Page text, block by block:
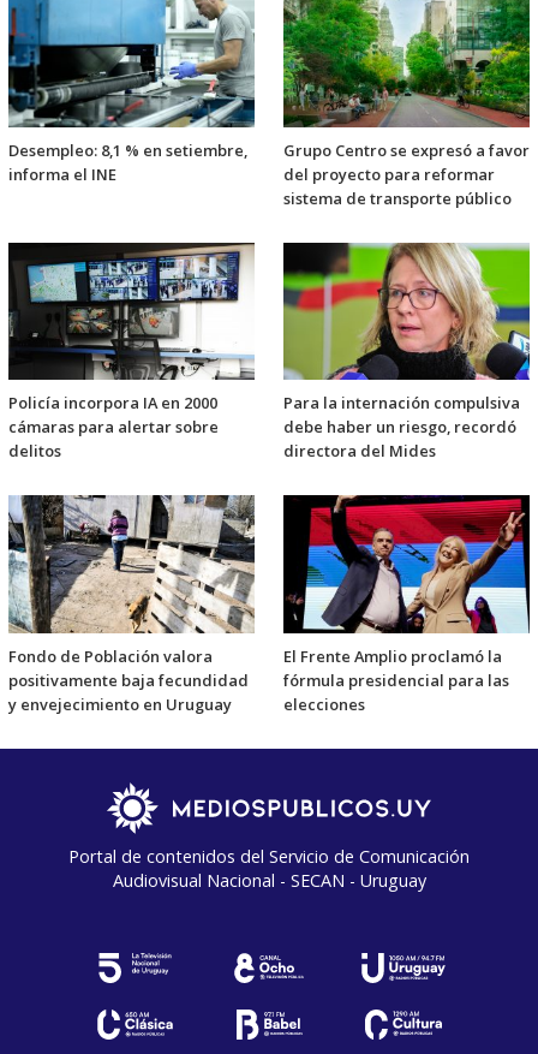
Desempleo: 8,1 % en setiembre,
informa el INE
Grupo Centro se expresó a favor
del proyecto para reformar
sistema de transporte público
Policía incorpora IA en 2000
cámaras para alertar sobre
delitos
Para la internación compulsiva
debe haber un riesgo, recordó
directora del Mides
Fondo de Población valora
positivamente baja fecundidad
y envejecimiento en Uruguay
El Frente Amplio proclamó la
fórmula presidencial para las
elecciones
Portal de contenidos del Servicio de Comunicación
Audiovisual Nacional - SECAN - Uruguay